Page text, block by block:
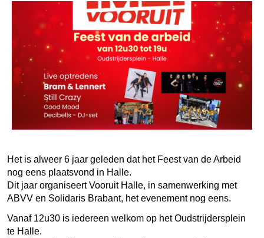
Het is alweer 6 jaar geleden dat het Feest van de Arbeid
nog eens plaatsvond in Halle.
Dit jaar organiseert Vooruit Halle, in samenwerking met
ABVV en Solidaris Brabant, het evenement nog eens.
Vanaf 12u30 is iedereen welkom op het Oudstrijdersplein
te Halle.